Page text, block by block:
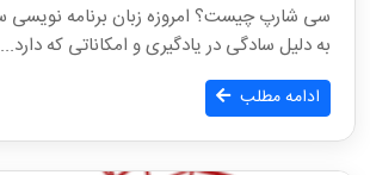
به دلیل سادگی در یادگیری و امکاناتی که دارد...
ادامه مطلب